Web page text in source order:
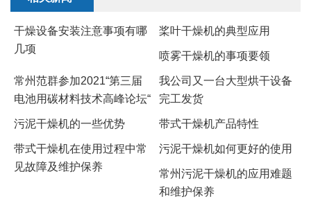
干燥设备安装注意事项有哪
几项
桨叶干燥机的典型应用
喷雾干燥机的事项要领
常州范群参加2021“第三届
电池用碳材料技术高峰论坛“
我公司又一台大型烘干设备
完工发货
污泥干燥机的一些优势 带式干燥机产品特性
带式干燥机在使用过程中常
见故障及维护保养
污泥干燥机如何更好的使用
常州污泥干燥机的应用难题
和维护保养